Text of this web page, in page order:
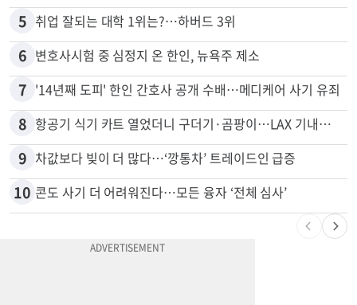
5 취업 잘되는 대학 1위는?…하버드 3위
6 변호사시험 중 심정지 온 한인, 뉴욕주 제소
7 '14년째 도피' 한인 간호사 공개 수배…메디케어 사기 유죄
8 항공기 식기 카트 열었더니 구더기·곰팡이…LAX 기내식 업체 논란
9 차값보다 빚이 더 많다…‘깡통차’ 트레이드인 급증
10 콘도 사기 더 어려워진다…모든 융자 ‘전체 심사’